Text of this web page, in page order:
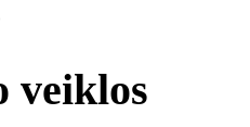
veiklos